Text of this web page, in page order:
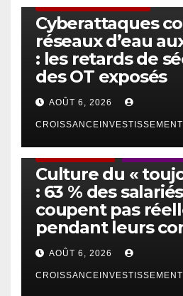
Cyberattaques
réseaux d’eau
: les retards de
des OT exposés
AOÛT 6, 2026
CROISSANCEINVESTISSEMENT
Culture du «
: 63 % des
coupent pas
pendant leurs
AOÛT 6, 2026
CROISSANCEINVESTISSEMENT